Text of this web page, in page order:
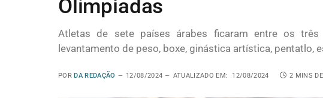
Olimpíadas
Atletas de sete países árabes ficaram entre os
levantamento de peso, boxe, ginástica artística, pentatlo,
POR DA REDAÇÃO 12/08/2024 ATUALIZADO EM: 12/08/2024 2 MINS